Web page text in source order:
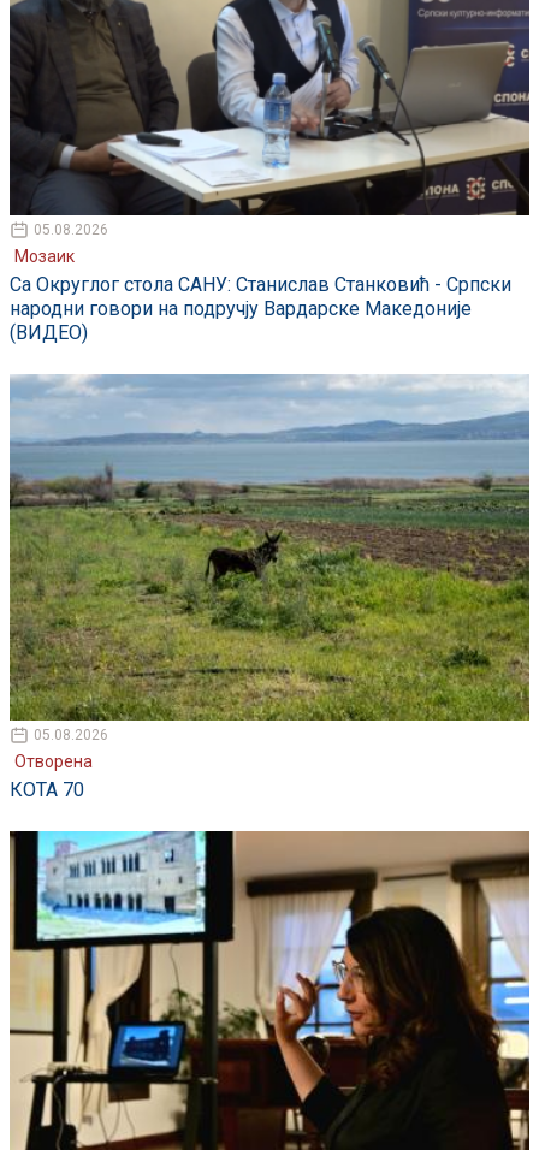
05.08.2026
Мозаик
Са Округлог стола САНУ: Станислав Станковић - Српски
народни говори на подручју Вардарске Македоније
(ВИДЕО)
05.08.2026
Отворена
КОТА 70